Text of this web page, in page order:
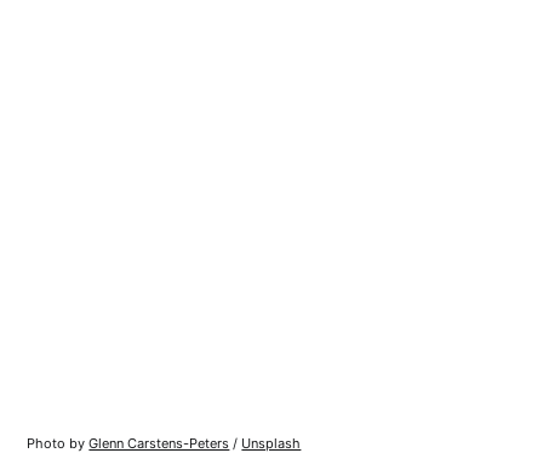
Photo byGlenn Carstens-Peters / Unsplash